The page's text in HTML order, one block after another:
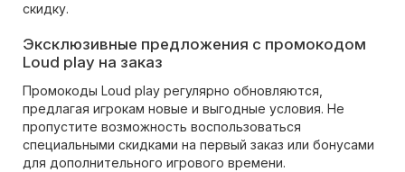
скидку.
Эксклюзивные предложения с промокодом
Loud play на заказ
Промокоды Loud play регулярно обновляются,
предлагая игрокам новые и выгодные условия. Не
пропустите возможность воспользоваться
специальными скидками на первый заказ или бонусами
для дополнительного игрового времени.